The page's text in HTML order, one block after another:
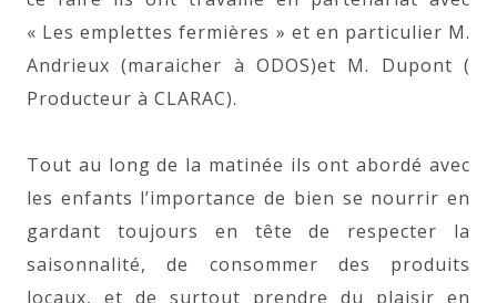
« Les emplettes fermières » et en particulier M.
Andrieux (maraicher à ODOS)et M. Dupont (
Producteur à CLARAC).
Tout au long de la matinée ils ont abordé avec
les enfants l’importance de bien se nourrir en
gardant toujours en tête de respecter la
saisonnalité, de consommer des produits
locaux, et de surtout prendre du plaisir en